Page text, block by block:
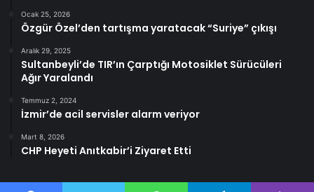
Ocak 25, 2026
Özgür Özel’den tartışma yaratacak “Suriye” çıkışı
Aralık 29, 2025
Sultanbeyli’de TIR’ın Çarptığı Motosiklet Sürücüleri
Ağır Yaralandı
Temmuz 2, 2024
İzmir’de acil servisler alarm veriyor
Mart 8, 2026
CHP Heyeti Anıtkabir’i Ziyaret Etti